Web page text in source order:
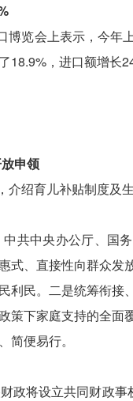
览会上表示，今年
，进口额增长
申领
绍育儿补贴制度及
共中央办公厅、国
式、直接性向群众发
民。二是统筹衔接
策下家庭支持的全
便易行。
政将设立共同财政事